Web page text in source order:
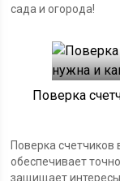
сада и огорода!
Поверка
Поверка
обеспечивает
защищает интересы